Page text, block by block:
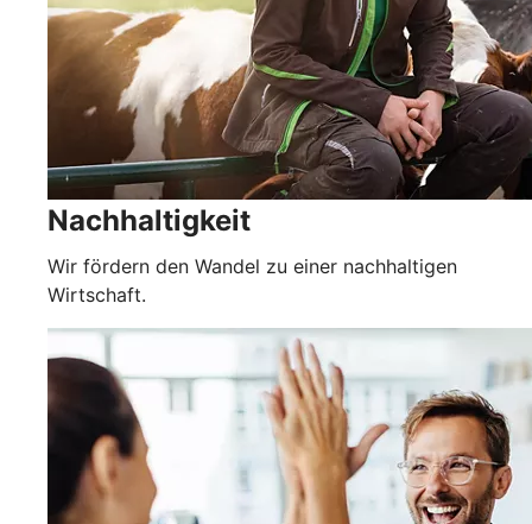
Nachhaltigkeit
Wir fördern den Wandel zu einer nachhaltigen
Wirtschaft.